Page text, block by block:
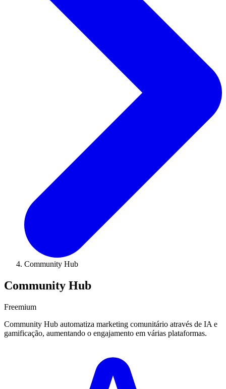
Community Hub
Community Hub
Freemium
Community Hub automatiza marketing comunitário através de IA e
gamificação, aumentando o engajamento em várias plataformas.